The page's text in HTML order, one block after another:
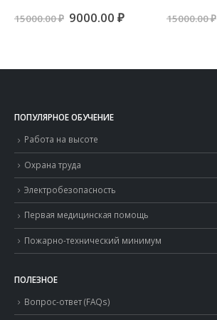
15000.00₽ Первоначальная
9000.00 ₽Текущая15000.00₽
ПОПУЛЯРНОЕ ОБУЧЕНИЕ
Работа на высоте
Охрана труда
Электробезопасность
Первая медицинская помощь
Пожарно-технический минимум
ПОЛЕЗНОЕ
Вопрос-ответ (FAQs)